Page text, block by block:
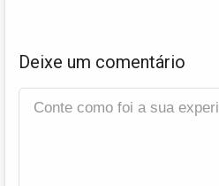
Deixe um comentário